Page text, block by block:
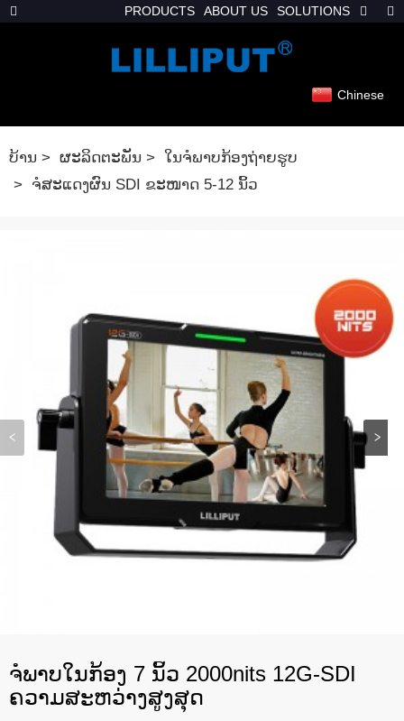
Chinese
ບ້ານ ຜະລິດຕະພັນ
ໃນຈໍພາບກ້ອງຖ່າຍຮູບ
ຈໍສະແດງຜົນ SDI ຂະໜາດ 5-12 ນິ້ວ
ຈໍພາບໃນກ້ອງ 7 ນິ້ວ 2000nits 12G-SDI
ຄວາມສະຫວ່າງສູງສຸດ
PRODUCTS ABOUT US SOLUTIONS